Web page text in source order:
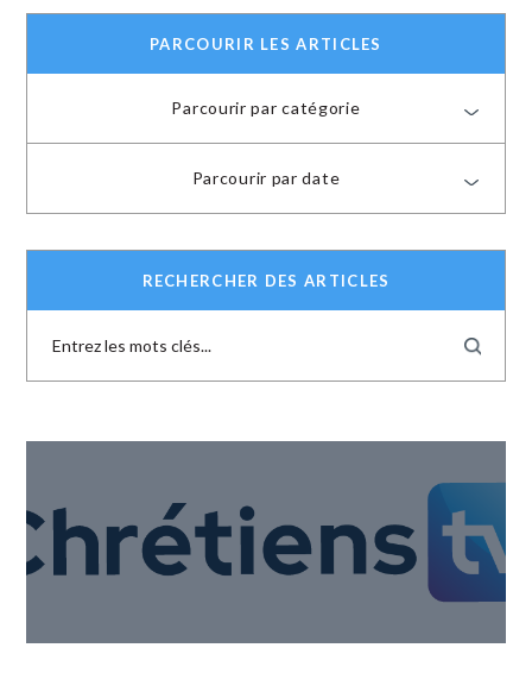
PARCOURIR LES ARTICLES
Parcourir par catégorie
Parcourir par date
RECHERCHER DES ARTICLES